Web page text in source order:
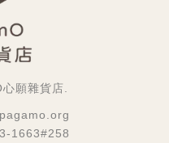
願雜貨店.
1663#258